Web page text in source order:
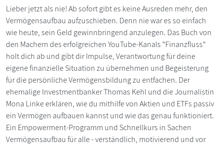
Lieber jetzt als nie! Ab sofort gibt es keine Ausreden mehr, den
Vermögensaufbau aufzuschieben. Denn nie war es so einfach
wie heute, sein Geld gewinnbringend anzulegen. Das Buch von
den Machern des erfolgreichen YouTube-Kanals "Finanzfluss"
holt dich ab und gibt dir Impulse, Verantwortung für deine
eigene finanzielle Situation zu übernehmen und Begeisterung
für die persönliche Vermögensbildung zu entfachen. Der
ehemalige Investmentbanker Thomas Kehl und die Journalistin
Mona Linke erklären, wie du mithilfe von Aktien und ETFs passiv
ein Vermögen aufbauen kannst und wie das genau funktioniert.
Ein Empowerment-Programm und Schnellkurs in Sachen
Vermögensaufbau für alle - verständlich, motivierend und vor